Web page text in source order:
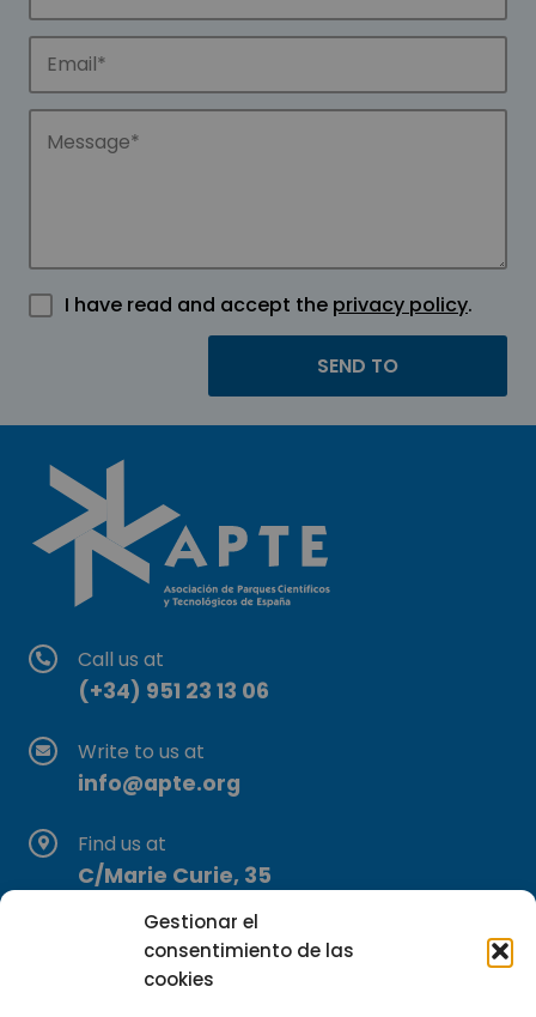
Gestionar el
consentimiento de las
cookies
I have read and accept the privacy policy.
Call us at
(+34) 951 23 13 06
Write to us at
info@apte.org
Find us at
C/Marie Curie, 35
29590 Campanillas, Málaga